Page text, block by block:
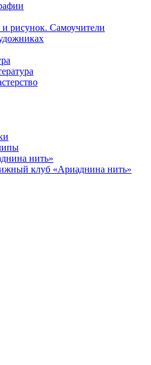
рисунок. Самоучители
нить»
клуб «Ариаднина нить»